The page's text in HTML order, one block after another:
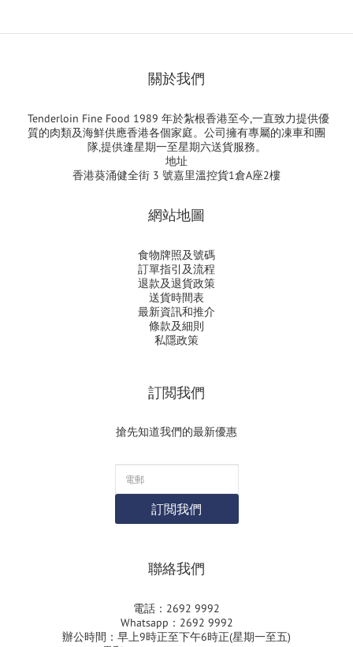
關於我們
Tenderloin Fine Food 1989 年於紮根香港至今,一直致力提供優
質的肉類及海鮮供應香港各個家庭。公司擁有專屬的凍車和團
隊,提供逢星期一至星期六送貨服務。
地址
香港葵涌健全街 3 號嘉里溫控貨1倉A座2樓
網站地圖
食物牌照及號碼
訂單指引及流程
退款及退貨政策
送貨時間表
最新資訊和推介
條款及細則
私隱政策
訂閲我們
搶先知道我們的最新優惠
訂閲我們
聯絡我們
電話：2692 9992
Whatsapp：2692 9992
辦公時間：早上9時正至下午6時正(星期一至五)